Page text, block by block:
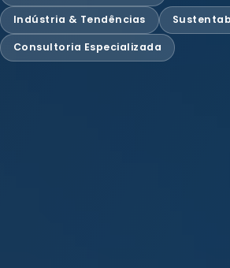
Indústria & Tendências
Consultoria Especializada